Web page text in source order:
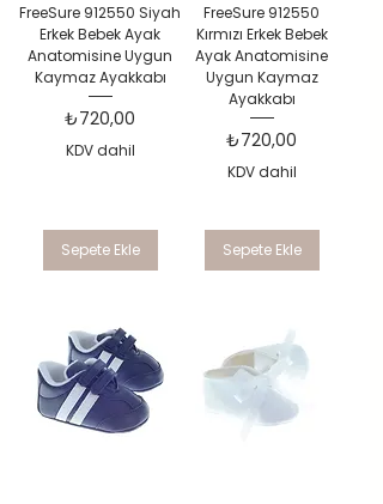
FreeSure 912550 Siyah
Erkek Bebek Ayak
Anatomisine Uygun
Kaymaz Ayakkabı
Fiyat
₺720,00
KDV dahil
Sepete Ekle
FreeSure 912550
Kırmızı Erkek Bebek
Ayak Anatomisine
Uygun Kaymaz
Ayakkabı
Fiyat
₺720,00
KDV dahil
Sepete Ekle